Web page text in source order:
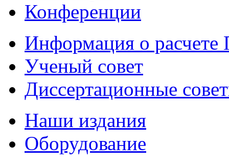
Конференции
Информация о
Ученый совет
Диссертационные
Наши издания
Оборудование